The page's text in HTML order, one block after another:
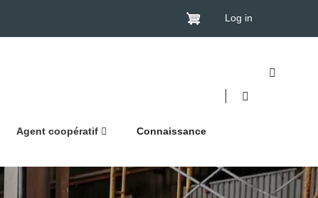
Log in
Agent coopératif Connaissance